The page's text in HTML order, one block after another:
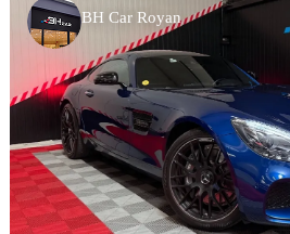
BH Car Royan